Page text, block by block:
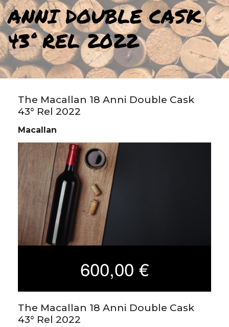
ANNI DOUBLE CASK
43° REL 2022
The Macallan 18 Anni Double Cask
43° Rel 2022
Macallan
600,00 €
The Macallan 18 Anni Double Cask
43° Rel 2022